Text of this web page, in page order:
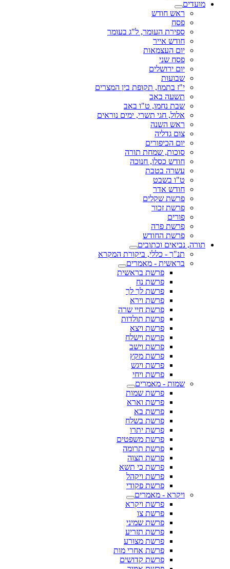
מועדים
ראש חודש
פסח
ספירת העומר, ל"ג בעומר
חודש אייר
יום העצמאות
פסח שני
יום ירושלים
שבועות
י"ז בתמוז, תקופת בין המצרים
תשעה באב
שבת נחמו, ט"ו באב
אלול, חגי תשרי, ימים נוראים
ראש השנה
צום גדליה
יום הכיפורים
סוכות, שמחת תורה
חודש כסלו, חנוכה
עשרה בטבת
ט"ו בשבט
חודש אדר
פרשת שקלים
פרשת זכור
פורים
פרשת פרה
פרשת החודש
תורה, נביאים וכתובים
תנ"ך - כללי, ביקורת המקרא
בראשית - מאמרים
פרשת בראשית
פרשת נח
פרשת לך לך
פרשת וירא
פרשת חיי שרה
פרשת תולדות
פרשת ויצא
פרשת וישלח
פרשת וישב
פרשת מקץ
פרשת ויגש
פרשת ויחי
שמות - מאמרים
פרשת שמות
פרשת וארא
פרשת בא
פרשת בשלח
פרשת יתרו
פרשת משפטים
פרשת תרומה
פרשת תצוה
פרשת כי תשא
פרשת ויקהל
פרשת פקודי
ויקרא - מאמרים
פרשת ויקרא
פרשת צו
פרשת שמיני
פרשת תזריע
פרשת מצורע
פרשת אחרי מות
פרשת קדושים